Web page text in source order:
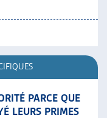
PARCE QUE
LEURS PRIMES